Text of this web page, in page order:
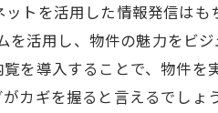
トを活用した情報発信はも
活用し、物件の魅力をビ
を導入することで、物件を
カギを握ると言えるでしょう